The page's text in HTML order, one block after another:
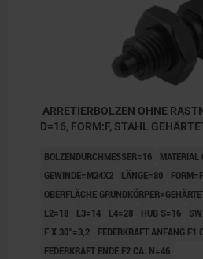
ARRETIERBOLZEN OHNE
D=16, FORM:F, STAHL
BOLZENDURCHMESSER=16
MATERIAL
GEWINDE=M24X2
LÄNGE=80
FORM=F
OBERFLÄCHE
L2=18
L3=14 L4=28 HUB S=16
F X 30°=3,2
FEDERKRAFT ANFANG F1
FEDERKRAFT ENDE F2 CA. N=46